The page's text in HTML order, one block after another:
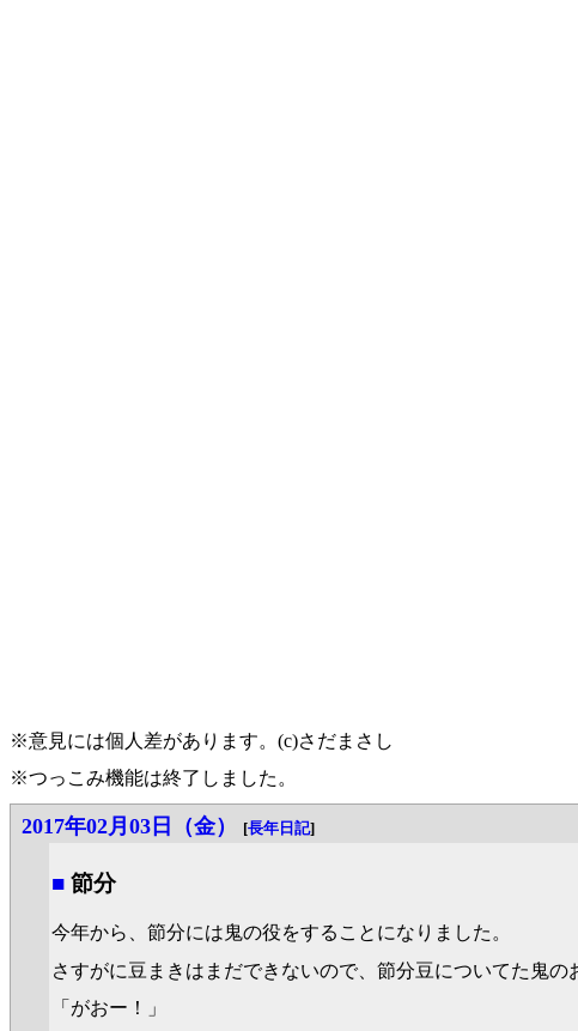
※意見には個人差があります。(c)さだまさし
※つっこみ機能は終了しました。
2017年02月03日（金） [長年日記]
■ 節分
今年から、節分には鬼の役をすることになりました。
さすがに豆まきはまだできないので、節分豆についてた鬼の
「がおー！」